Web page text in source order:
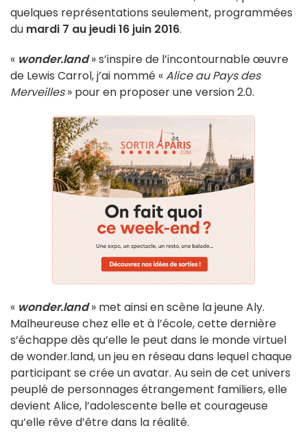
quelques représentations seulement, programmées
du mardi 7 au jeudi 16 juin 2016.
« wonder.land» s’inspire de l’incontournable œuvre
de Lewis Carrol, j’ai nommé «Alice au Pays des
Merveilles» pour en proposer une version 2.0.
« wonder.land » met ainsi en scène la jeune Aly.
Malheureuse chez elle et à l’école, cette dernière
s’échappe dès qu’elle le peut dans le monde virtuel
de wonder.land, un jeu en réseau dans lequel chaque
participant se crée un avatar. Au sein de cet univers
peuplé de personnages étrangement familiers, elle
devient Alice, l’adolescente belle et courageuse
qu’elle rêve d’être dans la réalité.